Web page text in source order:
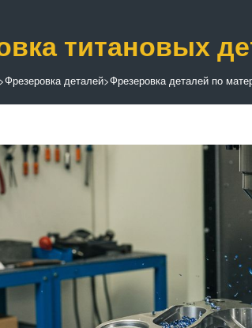
титановых
Фрезеровка деталей>Фрезеровка деталей по